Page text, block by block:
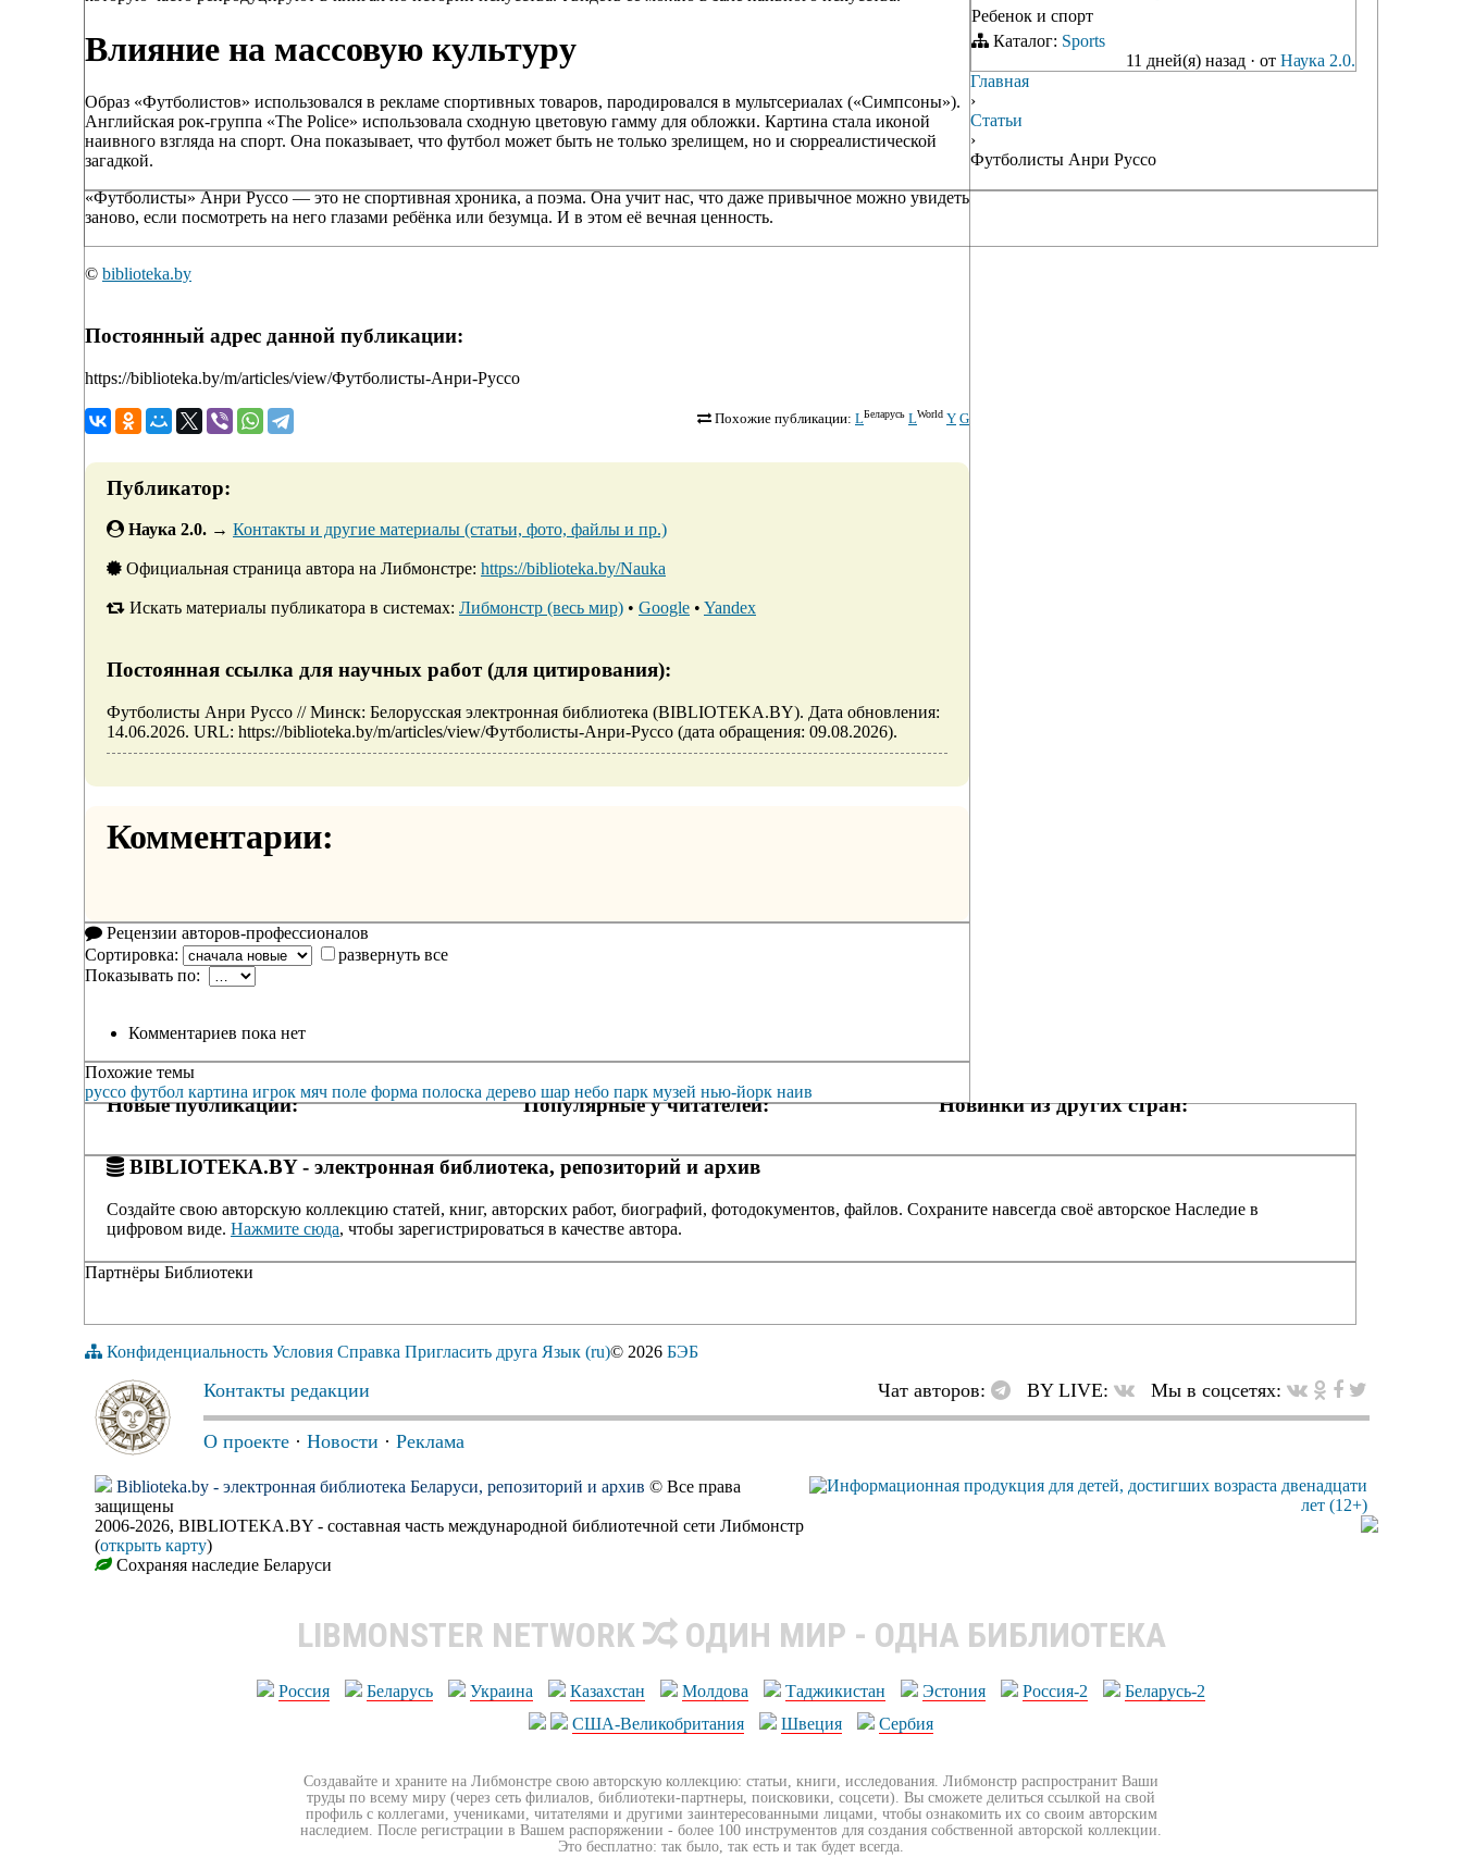
Влияние на массовую культуру
Образ «Футболистов» использовался в рекламе спортивных товаров, пародировался в мультсериалах («Симпсоны»).
Английская рок-группа «The Police» использовала сходную цветовую гамму для обложки. Картина стала иконой
наивного взгляда на спорт. Она показывает, что футбол может быть не только зрелищем, но и сюрреалистической
загадкой.
«Футболисты» Анри Руссо — это не спортивная хроника, а поэма. Она учит нас, что даже привычное можно увидеть
заново, если посмотреть на него глазами ребёнка или безумца. И в этом её вечная ценность.
© biblioteka.by
Постоянный адрес данной публикации:
https://biblioteka.by/m/articles/view/Футболисты-Анри-Руссо
Похожие публикации: LБеларусь LWorld Y G
Публикатор:
Наука 2.0. → Контакты и другие материалы (статьи, фото, файлы и пр.)
Официальная страница автора на Либмонстре: https://biblioteka.by/Nauka
Искать материалы публикатора в системах: Либмонстр (весь мир) • Google • Yandex
Постоянная ссылка для научных работ (для цитирования):
Футболисты Анри Руссо // Минск: Белорусская электронная библиотека (BIBLIOTEKA.BY). Дата обновления:
14.06.2026. URL: https://biblioteka.by/m/articles/view/Футболисты-Анри-Руссо (дата обращения: 09.08.2026).
Комментарии:
Рецензии авторов-профессионалов
Сортировка:
развернуть все
Показывать по:
Комментариев пока нет
Похожие темы
руссо футбол картина игрок мяч поле форма полоска дерево шар небо парк музей нью-йорк наив
Ребенок и спорт
Каталог: Sports
11 дней(я) назад · от Наука 2.0.
Новые публикации: Популярные у читателей: Новинки из других стран:
BIBLIOTEKA.BY - электронная библиотека, репозиторий и архив
Создайте свою авторскую коллекцию статей, книг, авторских работ, биографий, фотодокументов, файлов. Сохраните навсегда своё авторское Наследие в
цифровом виде. Нажмите сюда, чтобы зарегистрироваться в качестве автора.
Партнёры Библиотеки
Главная
›
Статьи
›
Футболисты Анри Руссо
Конфиденциальность Условия Справка Пригласить друга Язык (ru)© 2026 БЭБ
Контакты редакции Чат авторов: BY LIVE: Мы в соцсетях:
О проекте · Новости · Реклама
Biblioteka.by - электронная библиотека Беларуси, репозиторий и архив © Все права
защищены
2006-2026, BIBLIOTEKA.BY - составная часть международной библиотечной сети Либмонстр
(открыть карту)
Сохраняя наследие Беларуси
LIBMONSTER NETWORK ОДИН МИР - ОДНА БИБЛИОТЕКА
Россия Беларусь Украина Казахстан Молдова Таджикистан Эстония Россия-2
Беларусь-2
США-Великобритания
Швеция Сербия
Создавайте и храните на Либмонстре свою авторскую коллекцию: статьи, книги, исследования. Либмонстр распространит Ваши
труды по всему миру (через сеть филиалов, библиотеки-партнеры, поисковики, соцсети). Вы сможете делиться ссылкой на свой
профиль с коллегами, учениками, читателями и другими заинтересованными лицами, чтобы ознакомить их со своим авторским
наследием. После регистрации в Вашем распоряжении - более 100 инструментов для создания собственной авторской коллекции.
Это бесплатно: так было, так есть и так будет всегда.